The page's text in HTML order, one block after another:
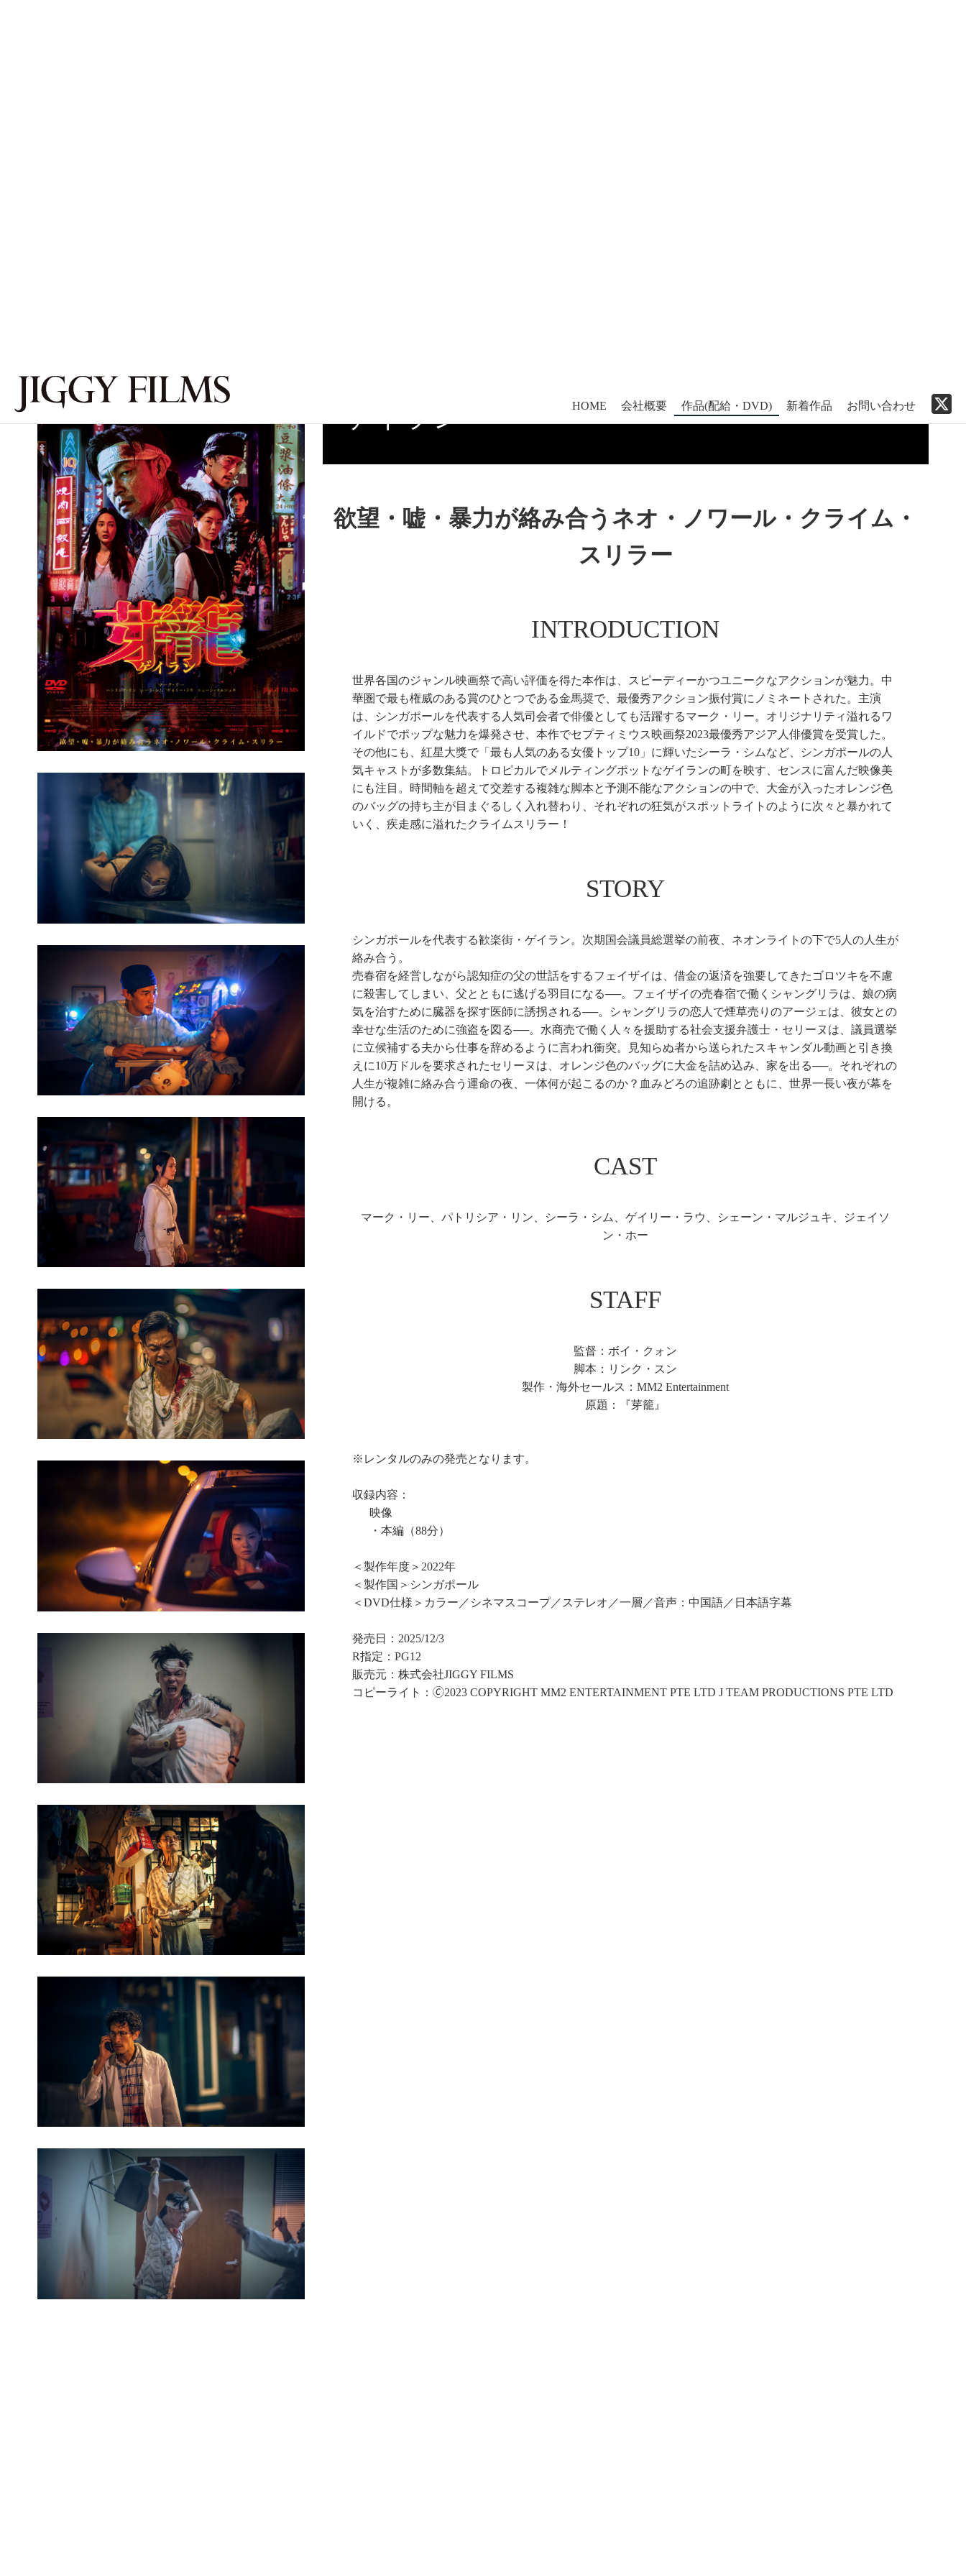
ゲイラン
欲望・嘘・暴力が絡み合うネオ・ノワール・クライム・
スリラー
INTRODUCTION
世界各国のジャンル映画祭で高い評価を得た本作は、スピーディーかつユニークなアクションが魅力。中
華圏で最も権威のある賞のひとつである金馬奨で、最優秀アクション振付賞にノミネートされた。主演
は、シンガポールを代表する人気司会者で俳優としても活躍するマーク・リー。オリジナリティ溢れるワ
イルドでポップな魅力を爆発させ、本作でセプティミウス映画祭2023最優秀アジア人俳優賞を受賞した。
その他にも、紅星大獎で「最も人気のある女優トップ10」に輝いたシーラ・シムなど、シンガポールの人
気キャストが多数集結。トロピカルでメルティングポットなゲイランの町を映す、センスに富んだ映像美
にも注目。時間軸を超えて交差する複雑な脚本と予測不能なアクションの中で、大金が入ったオレンジ色
のバッグの持ち主が目まぐるしく入れ替わり、それぞれの狂気がスポットライトのように次々と暴かれて
いく、疾走感に溢れたクライムスリラー！
STORY
シンガポールを代表する歓楽街・ゲイラン。次期国会議員総選挙の前夜、ネオンライトの下で5人の人生が
絡み合う。
売春宿を経営しながら認知症の父の世話をするフェイザイは、借金の返済を強要してきたゴロツキを不慮
に殺害してしまい、父とともに逃げる羽目になる──。フェイザイの売春宿で働くシャングリラは、娘の病
気を治すために臓器を探す医師に誘拐される──。シャングリラの恋人で煙草売りのアージェは、彼女との
幸せな生活のために強盗を図る──。水商売で働く人々を援助する社会支援弁護士・セリーヌは、議員選挙
に立候補する夫から仕事を辞めるように言われ衝突。見知らぬ者から送られたスキャンダル動画と引き換
えに10万ドルを要求されたセリーヌは、オレンジ色のバッグに大金を詰め込み、家を出る──。それぞれの
人生が複雑に絡み合う運命の夜、一体何が起こるのか？血みどろの追跡劇とともに、世界一長い夜が幕を
開ける。
CAST
マーク・リー、パトリシア・リン、シーラ・シム、ゲイリー・ラウ、シェーン・マルジュキ、ジェイソ
ン・ホー
STAFF
監督：ボイ・クォン
脚本：リンク・スン
製作・海外セールス：MM2 Entertainment
原題：『芽籠』
※レンタルのみの発売となります。
収録内容：
映像
・本編（88分）
＜製作年度＞2022年
＜製作国＞シンガポール
＜DVD仕様＞カラー／シネマスコープ／ステレオ／一層／音声：中国語／日本語字幕
発売日：2025/12/3
R指定：PG12
販売元：株式会社JIGGY FILMS
コピーライト：🄫2023 COPYRIGHT MM2 ENTERTAINMENT PTE LTD J TEAM PRODUCTIONS PTE LTD